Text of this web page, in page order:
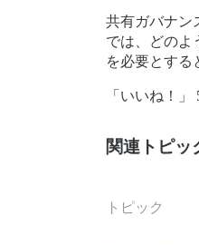
共有ガバナン
では、どのよ
を必要とする
「いいね！」
関連トピッ
トピック